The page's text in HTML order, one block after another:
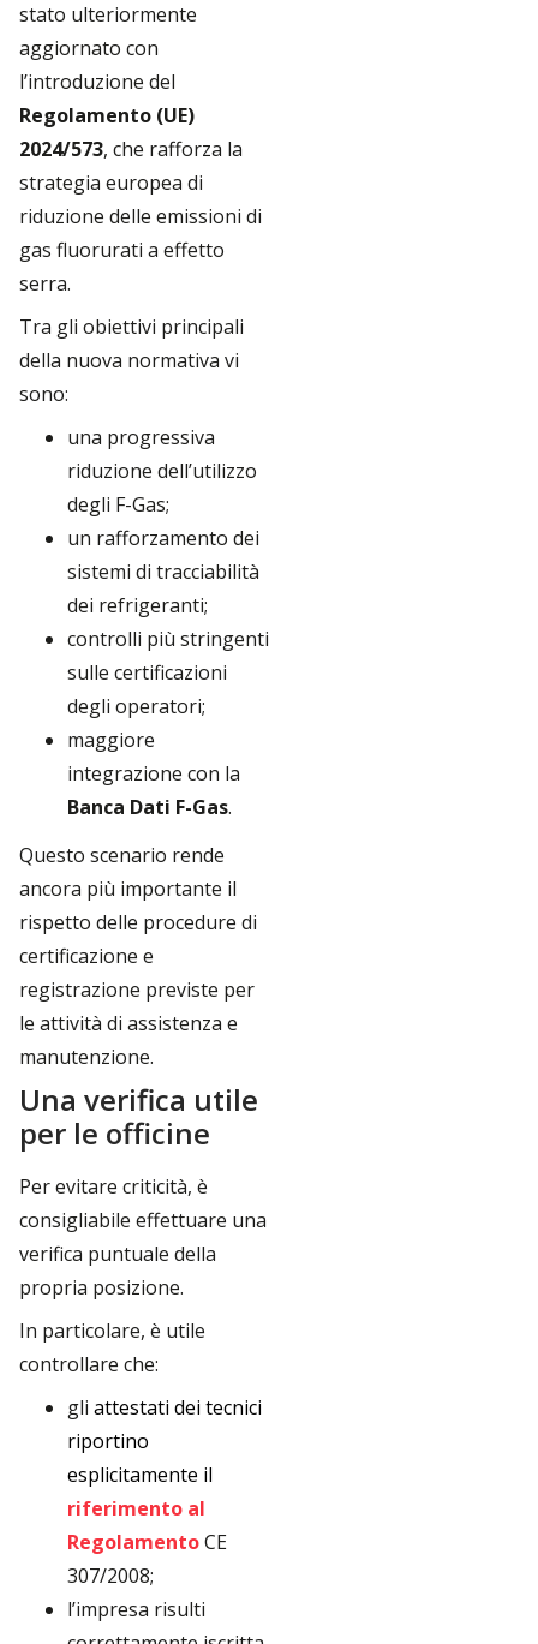
stato ulteriormente
aggiornato con
l’introduzione del
Regolamento (UE)
2024/573, che rafforza la
strategia europea di
riduzione delle emissioni di
gas fluorurati a effetto
serra.
Tra gli obiettivi principali
della nuova normativa vi
sono:
una progressiva
riduzione dell’utilizzo
degli F-Gas;
un rafforzamento dei
sistemi di tracciabilità
dei refrigeranti;
controlli più stringenti
sulle certificazioni
degli operatori;
maggiore
integrazione con la
Banca Dati F-Gas.
Questo scenario rende
ancora più importante il
rispetto delle procedure di
certificazione e
registrazione previste per
le attività di assistenza e
manutenzione.
Una verifica utile
per le officine
Per evitare criticità, è
consigliabile effettuare una
verifica puntuale della
propria posizione.
In particolare, è utile
controllare che:
gli attestati dei tecnici
riportino
esplicitamente il
riferimento al
RegolamentoCE
307/2008;
l’impresa risulti